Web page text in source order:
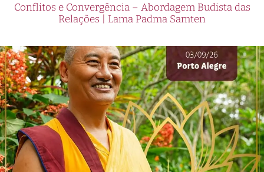
Conflitos e Convergência – Abordagem Budista das
Relações | Lama Padma Samten